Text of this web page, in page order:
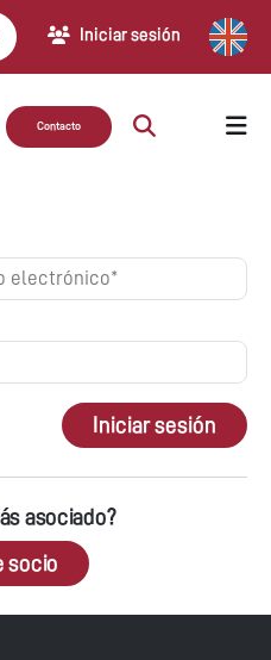
Iniciar sesión
Contacto
Iniciar sesión
asociado?
socio